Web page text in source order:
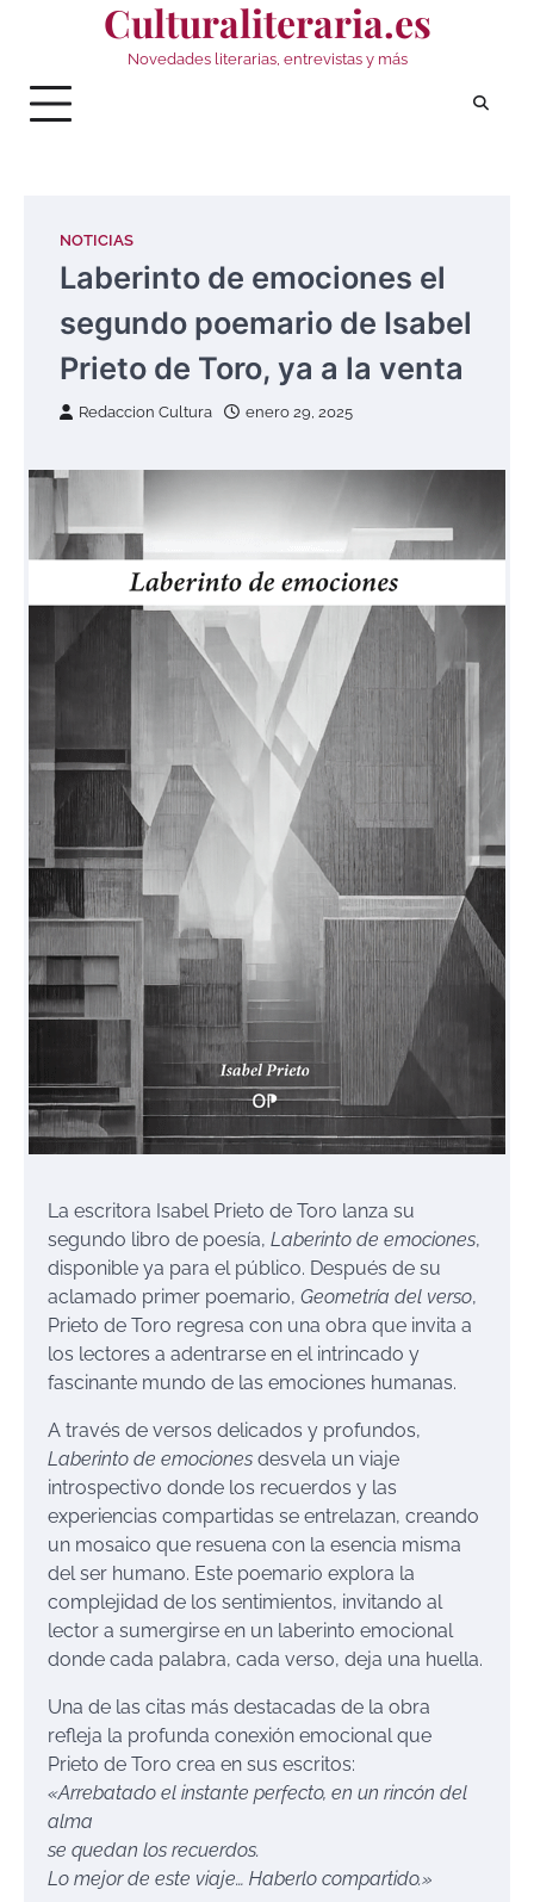
Culturaliteraria.es
Novedades literarias, entrevistas y más
NOTICIAS
Laberinto de emociones el
segundo poemario de Isabel
Prieto de Toro, ya a la venta
Redaccion Cultura enero 29, 2025
La escritora Isabel Prieto de Toro lanza su
segundo libro de poesía, Laberinto de emociones,
disponible ya para el público. Después de su
aclamado primer poemario, Geometría del verso,
Prieto de Toro regresa con una obra que invita a
los lectores a adentrarse en el intrincado y
fascinante mundo de las emociones humanas.
A través de versos delicados y profundos,
Laberinto de emociones desvela un viaje
introspectivo donde los recuerdos y las
experiencias compartidas se entrelazan, creando
un mosaico que resuena con la esencia misma
del ser humano. Este poemario explora la
complejidad de los sentimientos, invitando al
lector a sumergirse en un laberinto emocional
donde cada palabra, cada verso, deja una huella.
Una de las citas más destacadas de la obra
refleja la profunda conexión emocional que
Prieto de Toro crea en sus escritos:
«Arrebatado el instante perfecto, en un rincón del
alma
se quedan los recuerdos.
Lo mejor de este viaje… Haberlo compartido.»